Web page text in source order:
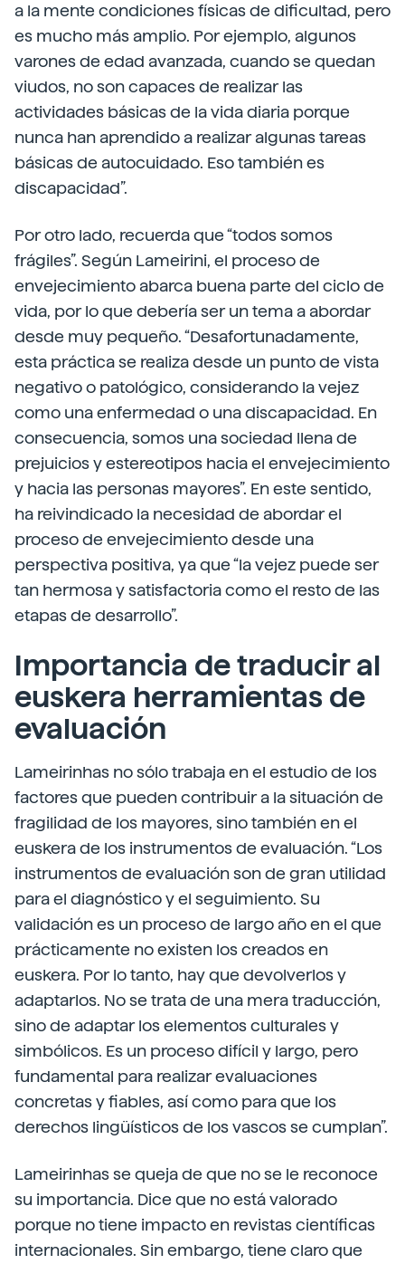
a la mente condiciones físicas de dificultad, pero
es mucho más amplio. Por ejemplo, algunos
varones de edad avanzada, cuando se quedan
viudos, no son capaces de realizar las
actividades básicas de la vida diaria porque
nunca han aprendido a realizar algunas tareas
básicas de autocuidado. Eso también es
discapacidad”.
Por otro lado, recuerda que “todos somos
frágiles”. Según Lameirini, el proceso de
envejecimiento abarca buena parte del ciclo de
vida, por lo que debería ser un tema a abordar
desde muy pequeño. “Desafortunadamente,
esta práctica se realiza desde un punto de vista
negativo o patológico, considerando la vejez
como una enfermedad o una discapacidad. En
consecuencia, somos una sociedad llena de
prejuicios y estereotipos hacia el envejecimiento
y hacia las personas mayores”. En este sentido,
ha reivindicado la necesidad de abordar el
proceso de envejecimiento desde una
perspectiva positiva, ya que “la vejez puede ser
tan hermosa y satisfactoria como el resto de las
etapas de desarrollo”.
Importancia de traducir al
euskera herramientas de
evaluación
Lameirinhas no sólo trabaja en el estudio de los
factores que pueden contribuir a la situación de
fragilidad de los mayores, sino también en el
euskera de los instrumentos de evaluación. “Los
instrumentos de evaluación son de gran utilidad
para el diagnóstico y el seguimiento. Su
validación es un proceso de largo año en el que
prácticamente no existen los creados en
euskera. Por lo tanto, hay que devolverlos y
adaptarlos. No se trata de una mera traducción,
sino de adaptar los elementos culturales y
simbólicos. Es un proceso difícil y largo, pero
fundamental para realizar evaluaciones
concretas y fiables, así como para que los
derechos lingüísticos de los vascos se cumplan”.
Lameirinhas se queja de que no se le reconoce
su importancia. Dice que no está valorado
porque no tiene impacto en revistas científicas
internacionales. Sin embargo, tiene claro que